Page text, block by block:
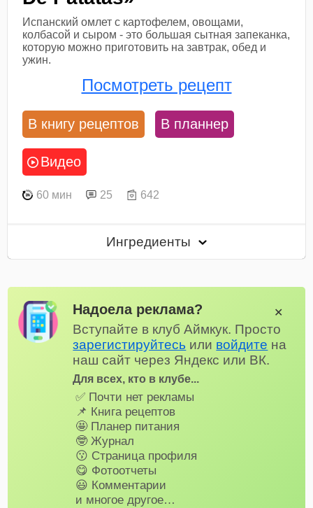
Испанский омлет с картофелем, овощами,
колбасой и сыром - это большая сытная запеканка,
которую можно приготовить на завтрак, обед и
ужин.
Посмотреть рецепт
В книгу рецептов В планнер
Видео
60 мин 25 642
Ингредиенты
Надоела реклама?
Вступайте в клуб Аймкук. Просто
зарегистируйтесь или войдите на
наш сайт через Яндекс или ВК.
Для всех, кто в клубе...
✅ Почти нет рекламы
📌 Книга рецептов
🤩 Планер питания
🤓 Журнал
😗 Страница профиля
😋 Фотоотчеты
😃 Комментарии
и многое другое…
✕